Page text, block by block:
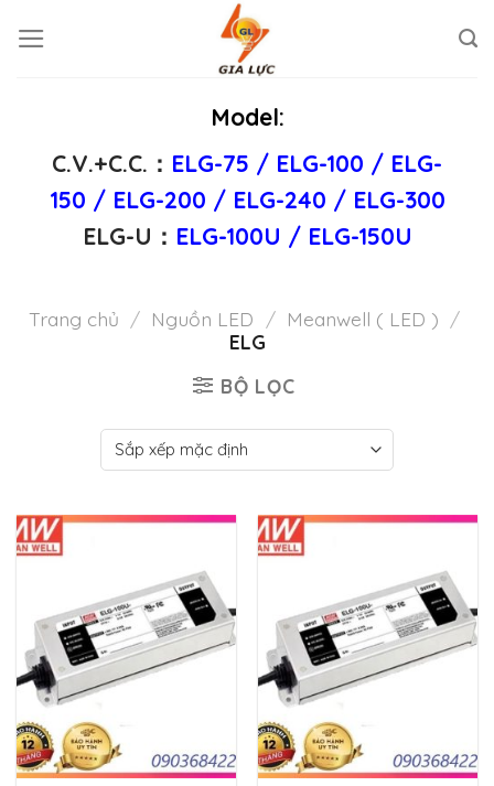
Model:
C.V.+C.C.： ELG-75 / ELG-100 / ELG-
150 / ELG-200 / ELG-240 / ELG-300
ELG-U： ELG-100U / ELG-150U
Trang chủ / Nguồn LED / Meanwell ( LED ) /
ELG
BỘ LỌC